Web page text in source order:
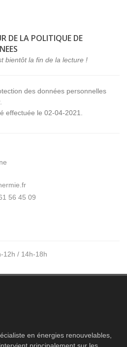
DE LA POLITIQUE DE
bientôt la fin de la lecture !
des données personnelles
effectuée le 02-04-2021.
56 45 09
12h / 14h-18h
en énergies renouvelables,
principalement sur les